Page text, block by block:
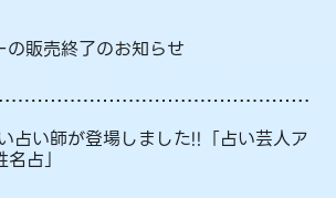
の販売終了のお知らせ
占い師が登場しました!!「占い芸人ア
占」